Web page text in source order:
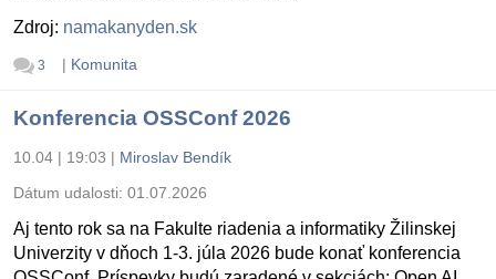
Zdroj: namakanyden.sk
3 | Komunita
Konferencia OSSConf 2026
10.04 | 19:03 | Miroslav Bendík
Dátum udalosti: 01.07.2026
Aj tento rok sa na Fakulte riadenia a informatiky Žilinskej
Univerzity v dňoch 1-3. júla 2026 bude konať konferencia